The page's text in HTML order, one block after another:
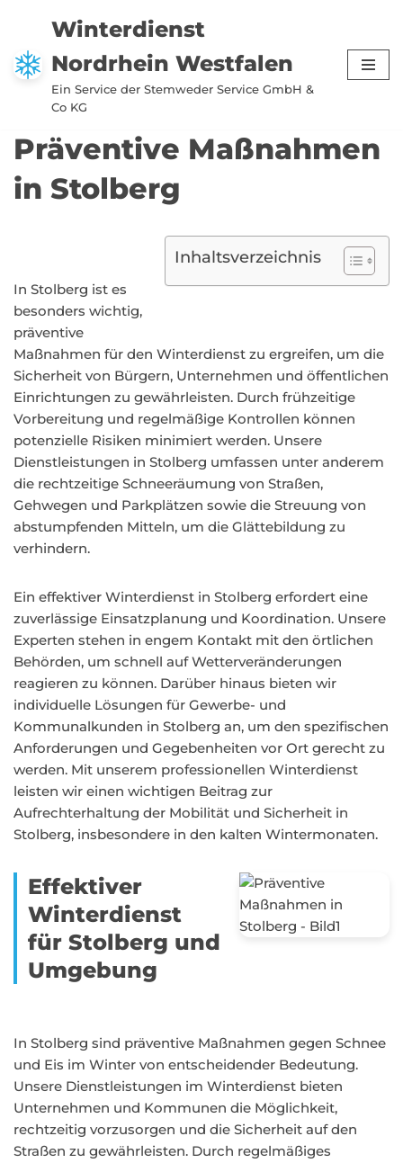
Zum
Inhalt
springen
Winterdienst
Nordrhein Westfalen
Ein Service der Stemweder Service GmbH &
Co KG
Präventive Maßnahmen
in Stolberg
Inhaltsverzeichnis
In Stolberg ist es
besonders wichtig,
präventive
Maßnahmen für den Winterdienst zu ergreifen, um die
Sicherheit von Bürgern, Unternehmen und öffentlichen
Einrichtungen zu gewährleisten. Durch frühzeitige
Vorbereitung und regelmäßige Kontrollen können
potenzielle Risiken minimiert werden. Unsere
Dienstleistungen in Stolberg umfassen unter anderem
die rechtzeitige Schneeräumung von Straßen,
Gehwegen und Parkplätzen sowie die Streuung von
abstumpfenden Mitteln, um die Glättebildung zu
verhindern.
Ein effektiver Winterdienst in Stolberg erfordert eine
zuverlässige Einsatzplanung und Koordination. Unsere
Experten stehen in engem Kontakt mit den örtlichen
Behörden, um schnell auf Wetterveränderungen
reagieren zu können. Darüber hinaus bieten wir
individuelle Lösungen für Gewerbe- und
Kommunalkunden in Stolberg an, um den spezifischen
Anforderungen und Gegebenheiten vor Ort gerecht zu
werden. Mit unserem professionellen Winterdienst
leisten wir einen wichtigen Beitrag zur
Aufrechterhaltung der Mobilität und Sicherheit in
Stolberg, insbesondere in den kalten Wintermonaten.
Effektiver
Winterdienst
für Stolberg und
Umgebung
In Stolberg sind präventive Maßnahmen gegen Schnee
und Eis im Winter von entscheidender Bedeutung.
Unsere Dienstleistungen im Winterdienst bieten
Unternehmen und Kommunen die Möglichkeit,
rechtzeitig vorzusorgen und die Sicherheit auf den
Straßen zu gewährleisten. Durch regelmäßiges